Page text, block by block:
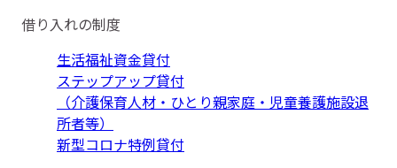
借り入れの制度
生活福祉資金貸付
ステップアップ貸付
（介護保育人材・ひとり親家庭・児童養護施設退
所者等）
新型コロナ特例貸付